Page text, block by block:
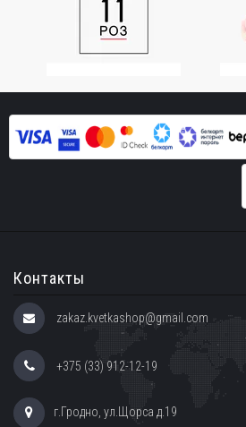
Контакты
zakaz.kvetkashop@gmail.com
+375 (33) 912-12-19
г.Гродно, ул.Щорса д.19